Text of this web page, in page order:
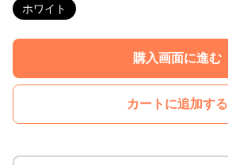
ホワイト
購入画面に進む
カートに追加する